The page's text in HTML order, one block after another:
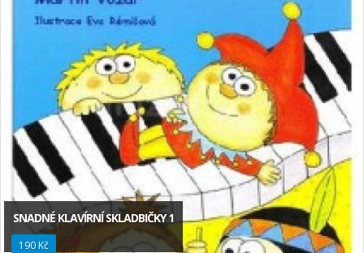
SNADNÉ KLAVÍRNÍ SKLADBIČKY 1
190 Kč